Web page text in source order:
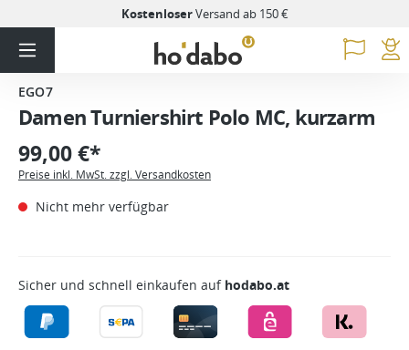
KostenloserVersand ab 150 €
EGO7
Damen Turniershirt Polo MC, kurzarm
99,00 €*
Preise inkl. MwSt. zzgl. Versandkosten
Nicht mehr verfügbar
Sicher und schnell einkaufen auf hodabo.at